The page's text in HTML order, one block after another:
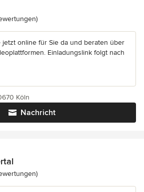
5 von 5 Sternen
jetzt online für Sie da und beraten über
Einladungslink folgt nach
Nachricht
Köln
5 von 5 Sternen